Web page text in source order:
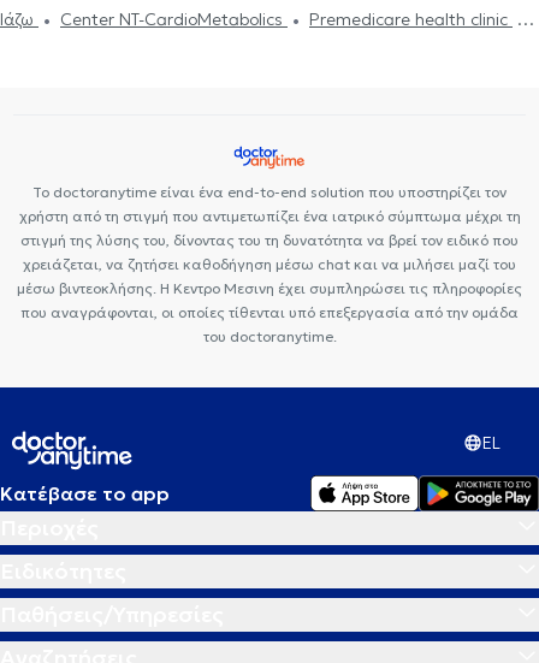
Ιάζω
Center NT-CardioMetabolics
Premedicare health clinic
Το doctoranytime είναι ένα end-to-end solution που υποστηρίζει τον
χρήστη από τη στιγμή που αντιμετωπίζει ένα ιατρικό σύμπτωμα μέχρι τη
στιγμή της λύσης του, δίνοντας του τη δυνατότητα να βρεί τον ειδικό που
χρειάζεται, να ζητήσει καθοδήγηση μέσω chat και να μιλήσει μαζί του
μέσω βιντεοκλήσης. Η Κεντρο Μεσινη έχει συμπληρώσει τις πληροφορίες
που αναγράφονται, οι οποίες τίθενται υπό επεξεργασία από την ομάδα
του doctoranytime.
EL
Κατέβασε το app